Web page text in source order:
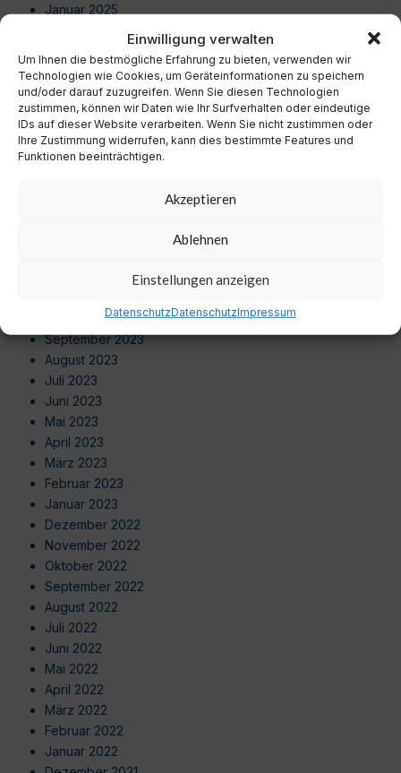
Einwilligung verwalten
Um Ihnen die bestmögliche Erfahrung zu bieten, verwenden wir
Technologien wie Cookies, um Geräteinformationen zu speichern
und/oder darauf zuzugreifen. Wenn Sie diesen Technologien
zustimmen, können wir Daten wie Ihr Surfverhalten oder eindeutige
IDs auf dieser Website verarbeiten. Wenn Sie nicht zustimmen oder
Ihre Zustimmung widerrufen, kann dies bestimmte Features und
Funktionen beeinträchtigen.
Akzeptieren
Ablehnen
Einstellungen anzeigen
DatenschutzDatenschutzImpressum
Januar 2025
Oktober 2024
September 2024
August 2024
Juli 2024
Juni 2024
Dezember 2023
Oktober 2023
September 2023
August 2023
Juli 2023
Juni 2023
Mai 2023
April 2023
März 2023
Februar 2023
Januar 2023
Dezember 2022
November 2022
Oktober 2022
September 2022
August 2022
Juli 2022
Juni 2022
Mai 2022
April 2022
März 2022
Februar 2022
Januar 2022